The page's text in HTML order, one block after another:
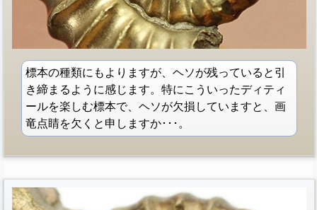
標本の種類にもよりますが、ヘソが残っていると引
き締まるように感じます。特にこういったディティ
ールを楽しむ標本で、ヘソが欠損していますと、画
竜点睛を欠くと申しますか･･･。